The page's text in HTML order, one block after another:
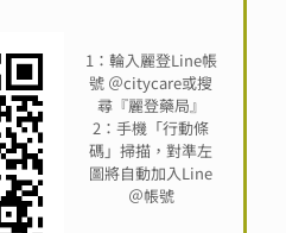
1：輪入麗登Line帳
號 ＠citycare或搜
尋『麗登藥局』
2：手機「行動條
碼」掃描，對準左
圖將自動加入Line
＠帳號